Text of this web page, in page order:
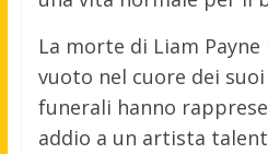
La morte di Liam
vuoto nel cuore dei
funerali hanno
addio a un artista